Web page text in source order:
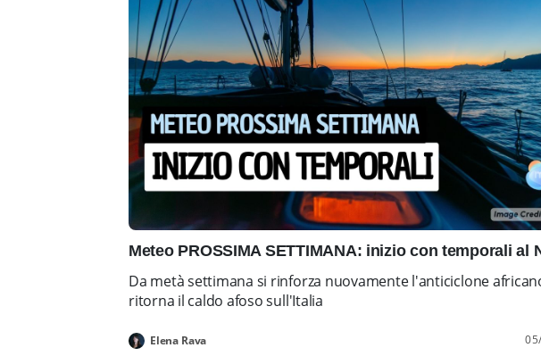
Meteo PROSSIMA SETTIMANA: inizio con temporali al
Da metà settimana si rinforza nuovamente l'anticiclone
ritorna il caldo afoso sull'Italia
Elena Rava